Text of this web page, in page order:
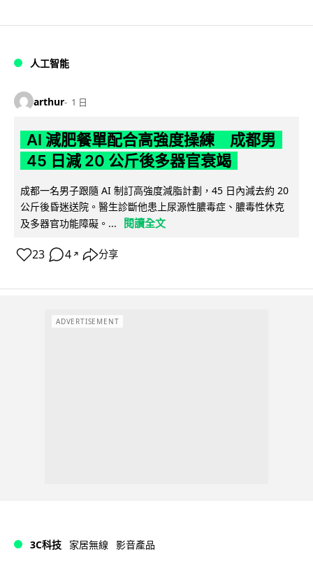
人工智能
arthur 1 日
AI 減肥餐單配合高強度操練 成都男
45 日減 20 公斤後多器官衰竭
成都一名男子跟隨 AI 制訂高強度減脂計劃，45 日內減去約 20
公斤後昏迷送院。醫生診斷他患上尿源性膿毒症、膿毒性休克
及多器官功能障礙。...
閱讀全文
23 4 ↗ 分享
ADVERTISEMENT
3C科技 家居無線 影音產品